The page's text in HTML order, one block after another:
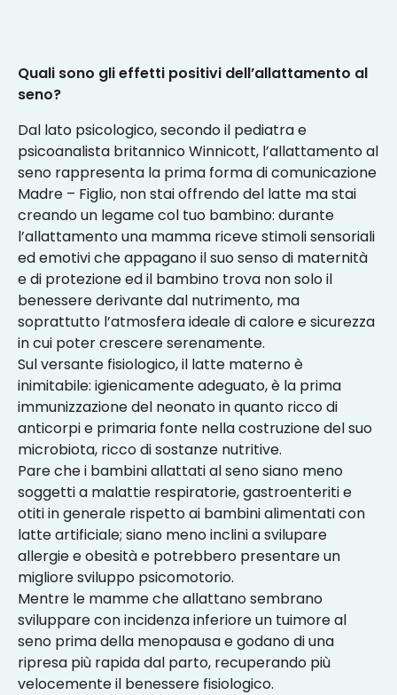
Quali sono gli effetti positivi dell’allattamento al
seno?
Dal lato psicologico, secondo il pediatra e
psicoanalista britannico Winnicott, l’allattamento al
seno rappresenta la prima forma di comunicazione
Madre – Figlio, non stai offrendo del latte ma stai
creando un legame col tuo bambino: durante
l’allattamento una mamma riceve stimoli sensoriali
ed emotivi che appagano il suo senso di maternità
e di protezione ed il bambino trova non solo il
benessere derivante dal nutrimento, ma
soprattutto l’atmosfera ideale di calore e sicurezza
in cui poter crescere serenamente.
Sul versante fisiologico, il latte materno è
inimitabile: igienicamente adeguato, è la prima
immunizzazione del neonato in quanto ricco di
anticorpi e primaria fonte nella costruzione del suo
microbiota, ricco di sostanze nutritive.
Pare che i bambini allattati al seno siano meno
soggetti a malattie respiratorie, gastroenteriti e
otiti in generale rispetto ai bambini alimentati con
latte artificiale; siano meno inclini a svilupare
allergie e obesità e potrebbero presentare un
migliore sviluppo psicomotorio.
Mentre le mamme che allattano sembrano
sviluppare con incidenza inferiore un tuimore al
seno prima della menopausa e godano di una
ripresa più rapida dal parto, recuperando più
velocemente il benessere fisiologico.